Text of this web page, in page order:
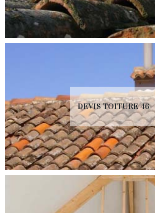
DEVIS TOITURE 46